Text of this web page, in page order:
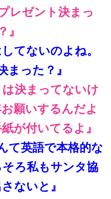
レゼント決まっ
』
てないのよね。
った？』
は決まってないけ
願いするんだよ
が付いてるよ』
て英語で本格的な
ろ私もサンタ協
ないと』